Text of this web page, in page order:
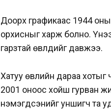
Доорх графикаас 1944 оны
орхисныг харж болно.
гарзтай өвлүүдийг давжээ.
Хатуу өвлийн дараа
2001 оноос хойш гурван
нэмэгдсэнийг уншигч та